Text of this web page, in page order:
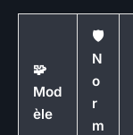
🧩
Mod
èle
🛡️
N
o
r
m